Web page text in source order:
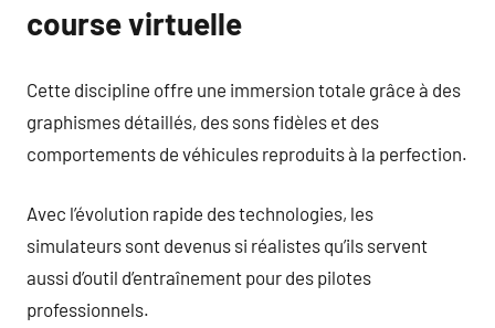
course virtuelle
Cette discipline offre une immersion totale grâce à des
graphismes détaillés, des sons fidèles et des
comportements de véhicules reproduits à la perfection.
Avec l’évolution rapide des technologies, les
simulateurs sont devenus si réalistes qu’ils servent
aussi d’outil d’entraînement pour des pilotes
professionnels.